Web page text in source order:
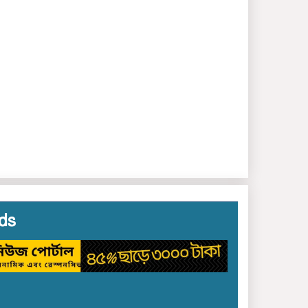
ছাত‌কে ৩জন সংবাদকমীর
অভিযোগ
চাঁদাবাজি ও সীমান্ত
চোরাচালানের অভিযোগ: